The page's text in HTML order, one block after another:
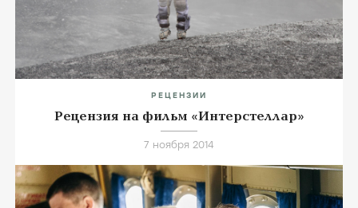
сценарий своего братаДжонатана
* Оператор Хойте Ван Хойтемаиспользовал
специальное оборудование, чтобы снимать
IMAX-камерой с руки.
Подборки (7)